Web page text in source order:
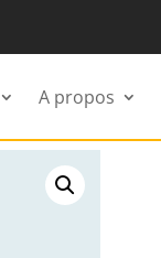
A propos
7 NOIR